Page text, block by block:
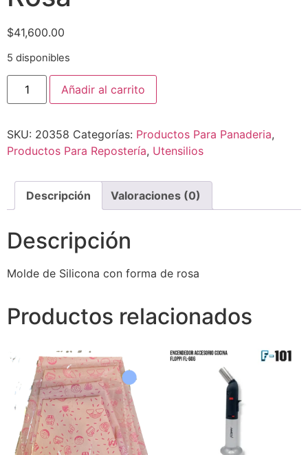
$41,600.00
5 disponibles
Añadir al carrito
SKU: 20358 Categorías: Productos Para Panaderia,
Productos Para Repostería, Utensilios
Descripción Valoraciones (0)
Descripción
Molde de Silicona con forma de rosa
Productos relacionados